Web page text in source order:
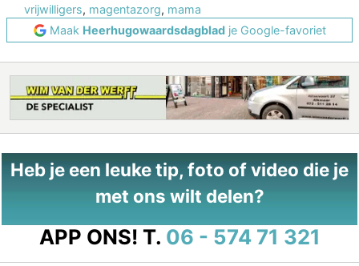
vrijwilligers, magentazorg, mama
Maak Heerhugowaardsdagbladje Google-favoriet
Heb je een leuke tip, foto of video die je
met ons wilt delen?
APP ONS! T. 06 - 574 71 321